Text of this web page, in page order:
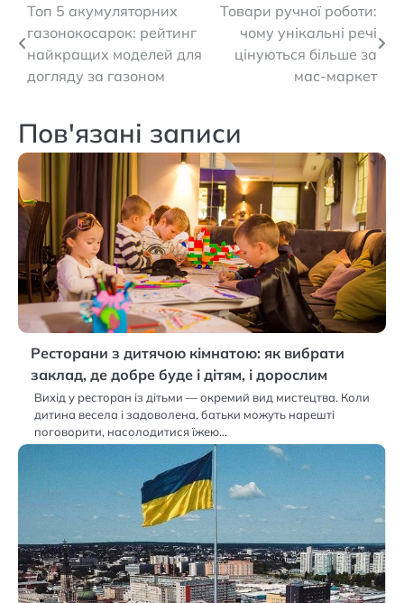
Навігація
записів
Топ 5 акумуляторних
газонокосарок: рейтинг
найкращих моделей для
догляду за газоном
Товари ручної роботи:
чому унікальні речі
цінуються більше за
мас-маркет
Пов'язані записи
Ресторани з дитячою кімнатою: як вибрати
заклад, де добре буде і дітям, і дорослим
Вихід у ресторан із дітьми — окремий вид мистецтва. Коли
дитина весела і задоволена, батьки можуть нарешті
поговорити, насолодитися їжею…